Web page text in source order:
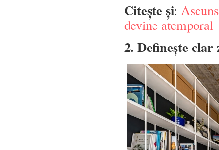
Citește și:
devine atemporal
2. Definește